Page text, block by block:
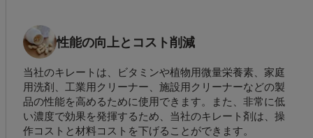
性能の向上とコスト削減
当社のキレートは、ビタミンや植物用微量栄養素、家庭
用洗剤、工業用クリーナー、施設用クリーナーなどの製
品の性能を高めるために使用できます。また、非常に低
い濃度で効果を発揮するため、当社のキレート剤は、操
作コストと材料コストを下げることができます。